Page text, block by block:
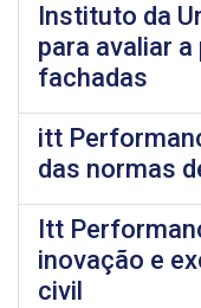
Instituto da
para avaliar
fachadas
itt
das normas
Itt
inovação e
civil